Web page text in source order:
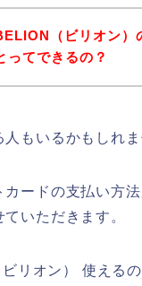
（ビリオン）
ってできるの？
もいるかもしれま
ードの支払い方
いただきます。
リオン） 使える